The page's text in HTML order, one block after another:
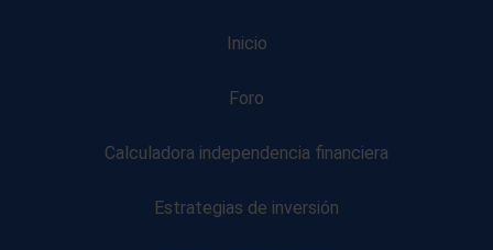
Inicio
Foro
Calculadora independencia financiera
Estrategias de inversión